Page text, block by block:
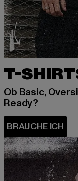
T-
Ob Basic,
Ready?